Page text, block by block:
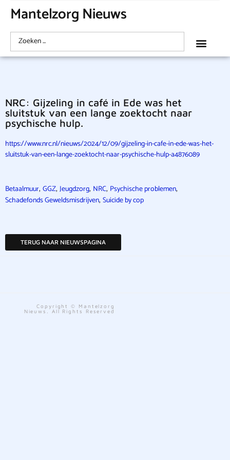
Mantelzorg Nieuws
NRC: Gijzeling in café in Ede was het
sluitstuk van een lange zoektocht naar
psychische hulp.
https://www.nrc.nl/nieuws/2024/12/09/gijzeling-in-cafe-in-ede-was-het-
sluitstuk-van-een-lange-zoektocht-naar-psychische-hulp-a4876089
Betaalmuur, GGZ, Jeugdzorg, NRC, Psychische problemen,
Schadefonds Geweldsmisdrijven, Suicide by cop
TERUG NAAR NIEUWSPAGINA
Copyright © Mantelzorg
Nieuws. All Rights Reserved